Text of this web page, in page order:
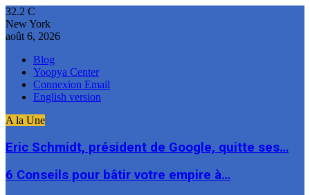
32.2 C
New York
août 6, 2026
Blog
Yoopya Center
Connexion Email
English version
A la Une
Eric Schmidt, président de Google, quitte ses…
6 Conseils pour bâtir votre empire à…